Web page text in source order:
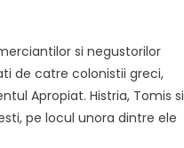
si negustorilor
de catre colonistii greci,
Apropiat. Histria, Tomis si
pe locul unora dintre ele